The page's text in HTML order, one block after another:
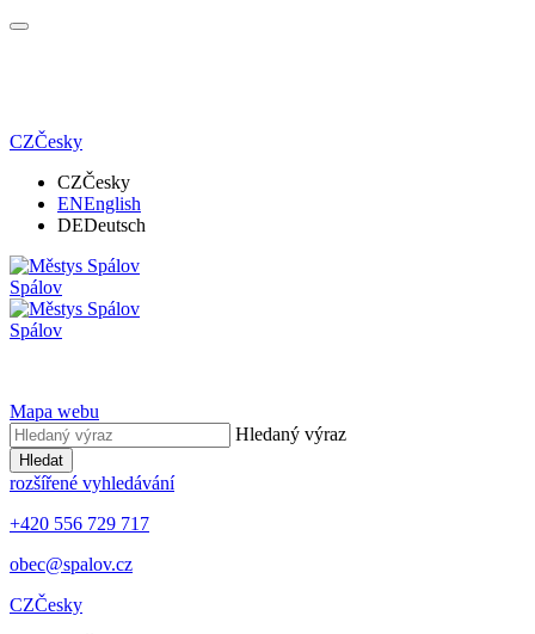
CZČesky
CZČesky
ENEnglish
DEDeutsch
Spálov
Spálov
Mapa webu
Hledaný výraz
Hledat
rozšířené vyhledávání
+420 556 729 717
obec@spalov.cz
CZČesky